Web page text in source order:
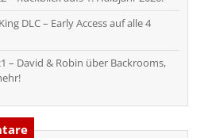
DLC – Early Access auf alle 4
– David & Robin über Backrooms,